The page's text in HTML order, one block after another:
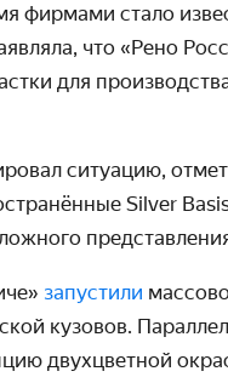
стало
что «Рено
для
ситуацию,
Silver
запустили
кузовов.
двухцветной